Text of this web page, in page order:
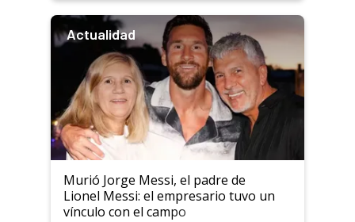
Actualidad
Murió Jorge Messi, el padre de
Lionel Messi: el empresario tuvo un
vínculo con el campo